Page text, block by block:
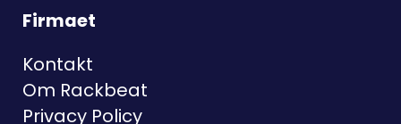
Firmaet
Kontakt
Om Rackbeat
Privacy Policy